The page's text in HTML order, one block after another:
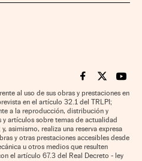
Cinco Días en
Cinco Días
Cinco
al uso de sus obras y prestaciones en
en el artículo 32.1 del TRLPI;
a la reproducción, distribución y
artículos sobre temas de actualidad
asimismo, realiza una reserva expresa
y otras prestaciones accesibles desde
u otros medios que resulten
el artículo 67.3 del Real Decreto - ley